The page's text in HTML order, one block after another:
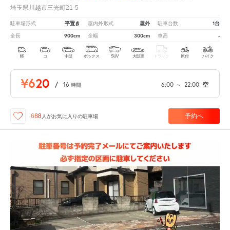
埼玉県川越市三光町21-5
駐車場形式 平置き 屋内外形式 屋外 駐車台数 1台
全長 900cm 全幅 300cm 車高 -
軽 コ 中型 ボックス SUV 大型車 トラック 原付 バイク
¥620 / 16 時間 6:00 ～ 22:00 空
688人がお気に入りの駐車場 予約へ